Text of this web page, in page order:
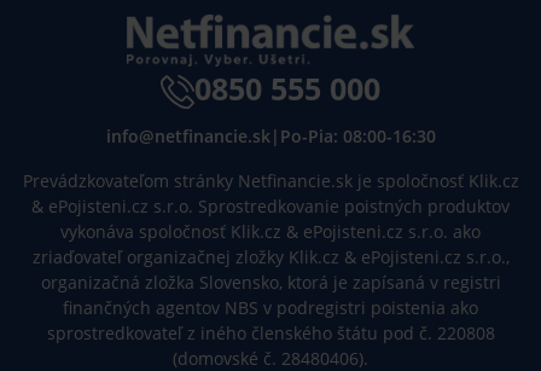
0850 555 000
info@netfinancie.sk | Po-Pia: 08:00-16:30
Prevádzkovateľom stránky Netfinancie.sk je spoločnosť Klik.cz
& ePojisteni.cz s.r.o. Sprostredkovanie poistných produktov
vykonáva spoločnosť Klik.cz & ePojisteni.cz s.r.o. ako
zriaďovateľ organizačnej zložky Klik.cz & ePojisteni.cz s.r.o.,
organizačná zložka Slovensko, ktorá je zapísaná v registri
finančných agentov NBS v podregistri poistenia ako
sprostredkovateľ z iného členského štátu pod č. 220808
(domovské č. 28480406).